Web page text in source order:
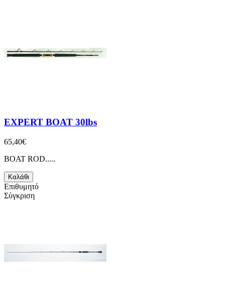
EXPERT BOAT 30lbs
65,40€
BOAT ROD.....
Καλάθι
Επιθυμητό
Σύγκριση